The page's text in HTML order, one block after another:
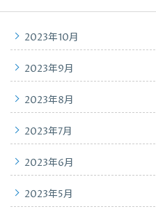
2023年10月
2023年9月
2023年8月
2023年7月
2023年6月
2023年5月